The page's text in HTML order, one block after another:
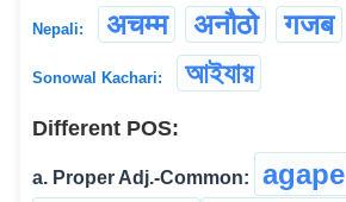
Nepali: अचम्म अनौठो गजब
Sonowal Kachari: আইযায়
Different POS:
a. Proper Adj.-Common: agape